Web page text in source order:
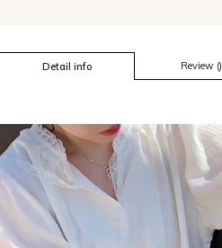
Detail info Review ()